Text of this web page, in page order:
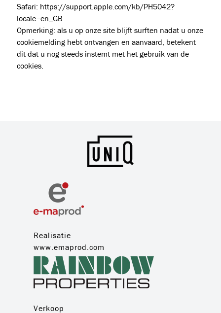
Safari: https://support.apple.com/kb/PH5042?
locale=en_GB
Opmerking: als u op onze site blijft surften nadat u onze
cookiemelding hebt ontvangen en aanvaard, betekent
dit dat u nog steeds instemt met het gebruik van de
cookies.
Realisatie
www.emaprod.com
Verkoop